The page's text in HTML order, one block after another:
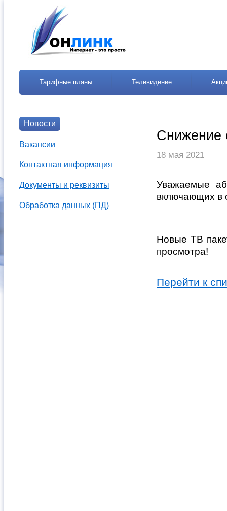
Тарифные планы Телевидение
Новости
Вакансии
Контактная информация
Документы и реквизиты
Обработка данных (ПД)
Снижение
18 мая 2021
Уважаемые
включающих в
Новые ТВ
просмотра!
Перейти к